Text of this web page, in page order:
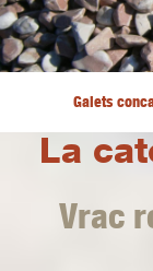
Galets
La
Vrac